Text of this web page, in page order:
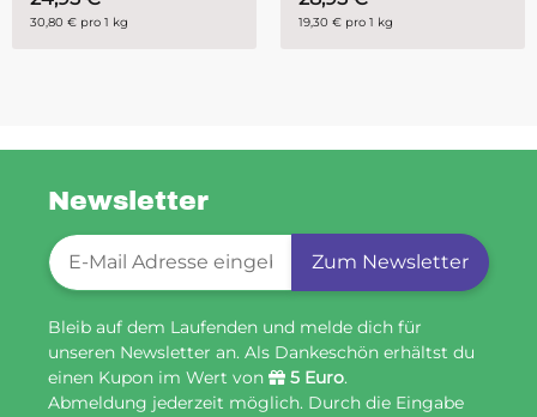
Newsletter
Newsletter-Registrierung
Zum Newsletter
Bleib auf dem Laufenden und melde dich für
unseren Newsletter an. Als Dankeschön erhältst du
einen Kupon im Wert von
5 Euro.
Abmeldung jederzeit möglich. Durch die Eingabe